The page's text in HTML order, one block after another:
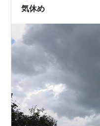
な過保護に慣れただけだ
気休め